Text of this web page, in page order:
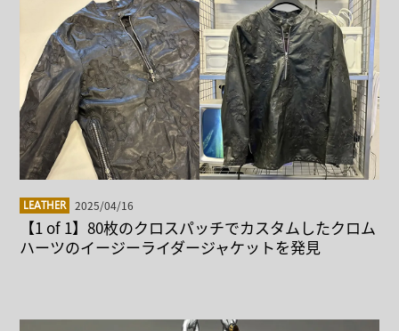
LEATHER 2025/04/16
【1 of 1】80枚のクロスパッチでカスタムしたクロム
ハーツのイージーライダージャケットを発見